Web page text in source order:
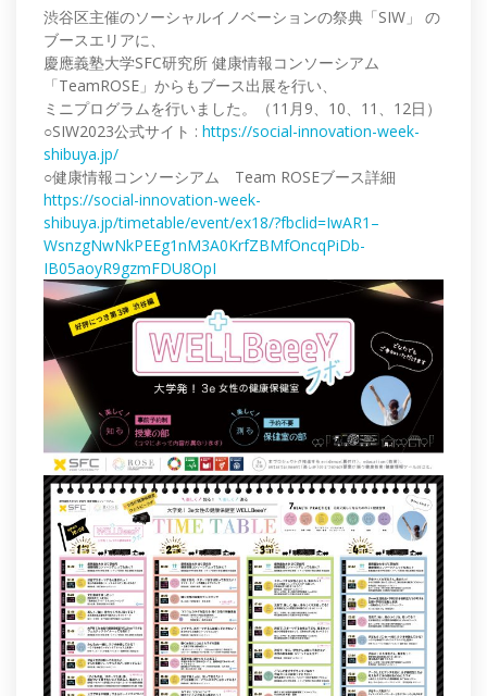
渋谷区主催のソーシャルイノベーションの祭典「SIW」 の
ブースエリアに、
慶應義塾大学SFC研究所 健康情報コンソーシアム
「TeamROSE」からもブース出展を行い、
ミニプログラムを行いました。（11月9、10、11、12日）
○SIW2023公式サイト : https://social-innovation-week-
shibuya.jp/
○健康情報コンソーシアム Team ROSEブース詳細
https://social-innovation-week-
shibuya.jp/timetable/event/ex18/?fbclid=IwAR1–
WsnzgNwNkPEEg1nM3A0KrfZBMfOncqPiDb-
IB05aoyR9gzmFDU8OpI